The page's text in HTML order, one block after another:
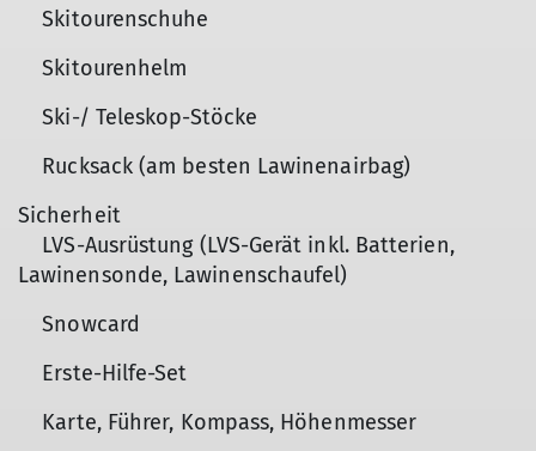
Skitourenschuhe
Skitourenhelm
Ski-/ Teleskop-Stöcke
Rucksack (am besten Lawinenairbag)
Sicherheit
LVS-Ausrüstung (LVS-Gerät inkl. Batterien,
Lawinensonde, Lawinenschaufel)
Snowcard
Erste-Hilfe-Set
Karte, Führer, Kompass, Höhenmesser